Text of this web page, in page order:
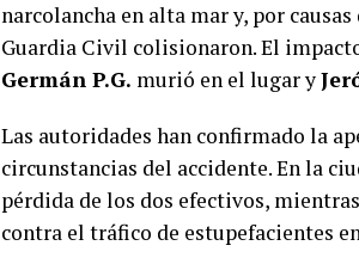
narcolancha en alta mar y, por
Guardia Civil colisionaron. El
Germán P.G. murió en el lugar y
Las autoridades han confirmado la
circunstancias del accidente. En la
pérdida de los dos efectivos,
contra el tráfico de estupefacientes